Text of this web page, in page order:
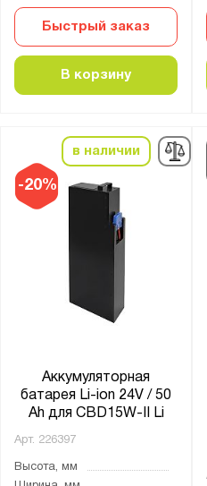
Быстрый заказ
В корзину
-20%
в наличии
Аккумуляторная
батарея Li-ion 24V / 50
Ah для CBD15W-II Li
Арт. 226397
Высота, мм